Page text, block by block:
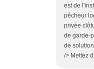
est de
pêcheur
privée
de garde-
de
/> Mettez